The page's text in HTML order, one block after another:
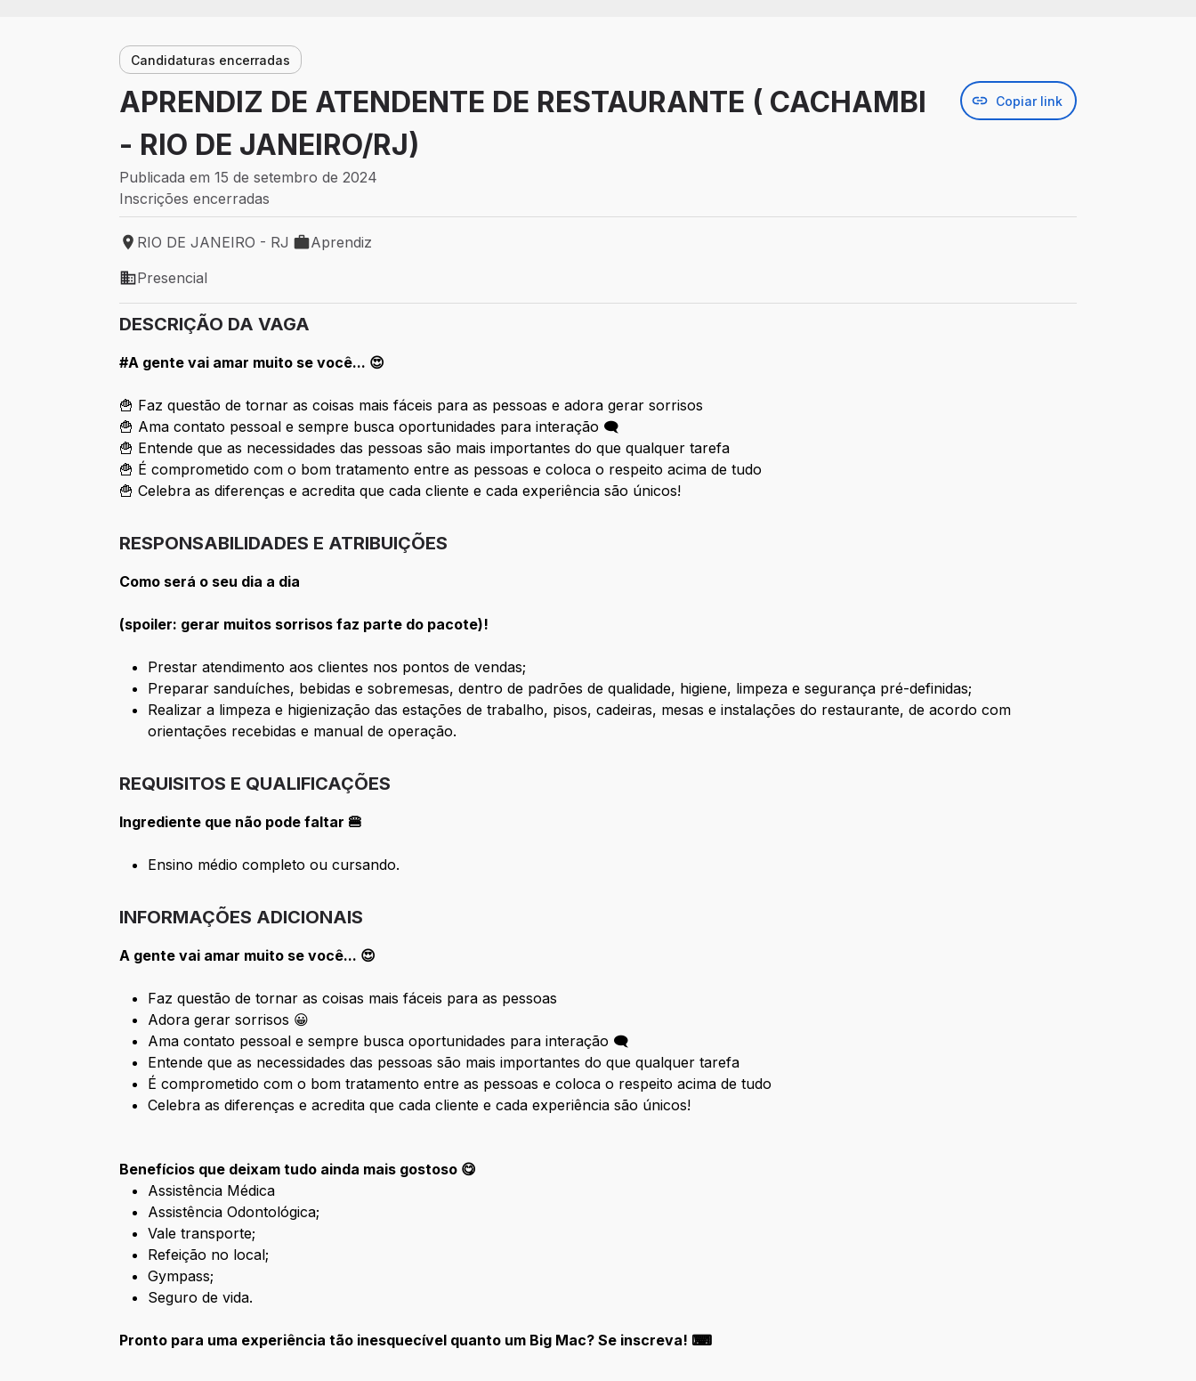
Candidaturas encerradas
APRENDIZ DE ATENDENTE DE RESTAURANTE ( CACHAMBI
- RIO DE JANEIRO/RJ)
Copiar link
Publicada em 15 de setembro de 2024
Inscrições encerradas
Local de trabalho: RIO DE JANEIRO - RJ
RIO DE JANEIRO - RJ
Tipo de vaga: Aprendiz
Aprendiz
Modelo de trabalho: Presencial
Presencial
DESCRIÇÃO DA VAGA
#A gente vai amar muito se você... 😍
🍟 Faz questão de tornar as coisas mais fáceis para as pessoas e adora gerar sorrisos
🍟 Ama contato pessoal e sempre busca oportunidades para interação 🗨
🍟 Entende que as necessidades das pessoas são mais importantes do que qualquer tarefa
🍟 É comprometido com o bom tratamento entre as pessoas e coloca o respeito acima de tudo
🍟 Celebra as diferenças e acredita que cada cliente e cada experiência são únicos!
RESPONSABILIDADES E ATRIBUIÇÕES
Como será o seu dia a dia
(spoiler: gerar muitos sorrisos faz parte do pacote)!
Prestar atendimento aos clientes nos pontos de vendas;
Preparar sanduíches, bebidas e sobremesas, dentro de padrões de qualidade, higiene, limpeza e segurança pré-definidas;
Realizar a limpeza e higienização das estações de trabalho, pisos, cadeiras, mesas e instalações do restaurante, de acordo com
orientações recebidas e manual de operação.
REQUISITOS E QUALIFICAÇÕES
Ingrediente que não pode faltar 🍔
Ensino médio completo ou cursando.
INFORMAÇÕES ADICIONAIS
A gente vai amar muito se você... 😍
Faz questão de tornar as coisas mais fáceis para as pessoas
Adora gerar sorrisos 😀
Ama contato pessoal e sempre busca oportunidades para interação 🗨
Entende que as necessidades das pessoas são mais importantes do que qualquer tarefa
É comprometido com o bom tratamento entre as pessoas e coloca o respeito acima de tudo
Celebra as diferenças e acredita que cada cliente e cada experiência são únicos!
Benefícios que deixam tudo ainda mais gostoso 😋
Assistência Médica
Assistência Odontológica;
Vale transporte;
Refeição no local;
Gympass;
Seguro de vida.
Pronto para uma experiência tão inesquecível quanto um Big Mac? Se inscreva! ⌨